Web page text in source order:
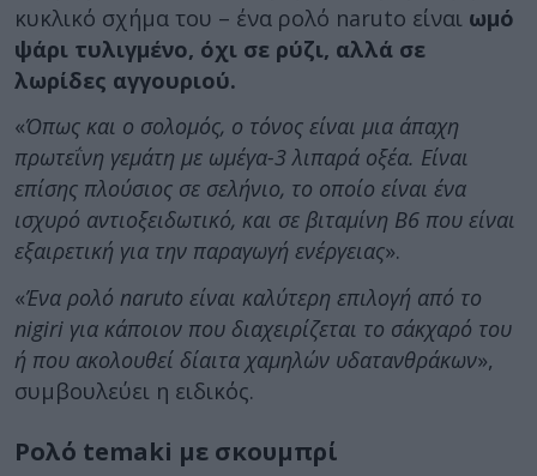
κυκλικό σχήμα του – ένα ρολό naruto είναι ωμό
ψάρι τυλιγμένο, όχι σε ρύζι, αλλά σε
λωρίδες αγγουριού.
«Όπως και ο σολομός, ο τόνος είναι μια άπαχη
πρωτεΐνη γεμάτη με ωμέγα-3 λιπαρά οξέα. Είναι
επίσης πλούσιος σε σελήνιο, το οποίο είναι ένα
ισχυρό αντιοξειδωτικό, και σε βιταμίνη Β6 που είναι
εξαιρετική για την παραγωγή ενέργειας».
«Ένα ρολό naruto είναι καλύτερη επιλογή από το
nigiri για κάποιον που διαχειρίζεται το σάκχαρό του
ή που ακολουθεί δίαιτα χαμηλών υδατανθράκων»,
συμβουλεύει η ειδικός.
Ρολό temaki με σκουμπρί